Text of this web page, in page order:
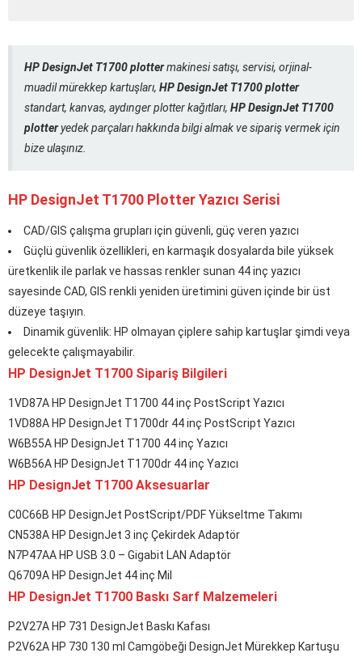
HP DesignJet T1700 plottermakinesi satışı, servisi, orjinal-
muadil mürekkep kartuşları, HP DesignJet T1700 plotter
standart, kanvas, aydınger plotter kağıtları, HP DesignJet T1700
plotteryedek parçaları hakkında bilgi almak ve sipariş vermek için
bize ulaşınız.
HP DesignJet T1700 Plotter Yazıcı Serisi
CAD/GIS çalışma grupları için güvenli, güç veren yazıcı
Güçlü güvenlik özellikleri, en karmaşık dosyalarda bile yüksek
üretkenlik ile parlak ve hassas renkler sunan 44 inç yazıcı
sayesinde CAD, GIS renkli yeniden üretimini güven içinde bir üst
düzeye taşıyın.
Dinamik güvenlik: HP olmayan çiplere sahip kartuşlar şimdi veya
gelecekte çalışmayabilir.
HP DesignJet T1700 Sipariş Bilgileri
1VD87A HP DesignJet T1700 44 inç PostScript Yazıcı
1VD88A HP DesignJet T1700dr 44 inç PostScript Yazıcı
W6B55A HP DesignJet T1700 44 inç Yazıcı
W6B56A HP DesignJet T1700dr 44 inç Yazıcı
HP DesignJet T1700 Aksesuarlar
C0C66B HP DesignJet PostScript/PDF Yükseltme Takımı
CN538A HP DesignJet 3 inç Çekirdek Adaptör
N7P47AA HP USB 3.0 – Gigabit LAN Adaptör
Q6709A HP DesignJet 44 inç Mil
HP DesignJet T1700 Baskı Sarf Malzemeleri
P2V27A HP 731 DesignJet Baskı Kafası
P2V62A HP 730 130 ml Camgöbeği DesignJet Mürekkep Kartuşu